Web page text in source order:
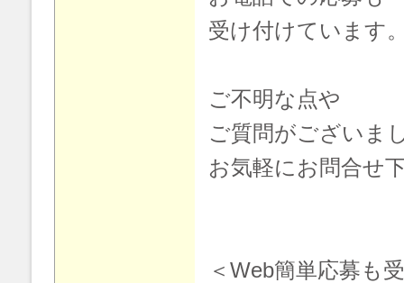
受け付けています
ご不明な点や
ご質問がございま
お気軽にお問合せ
＜Web簡単応募も